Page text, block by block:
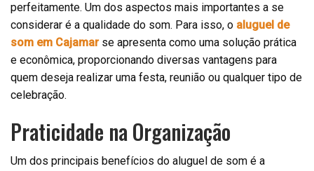
perfeitamente. Um dos aspectos mais importantes a se
considerar é a qualidade do som. Para isso, o aluguel de
som em Cajamarse apresenta como uma solução prática
e econômica, proporcionando diversas vantagens para
quem deseja realizar uma festa, reunião ou qualquer tipo de
celebração.
Praticidade na Organização
Um dos principais benefícios do aluguel de som é a